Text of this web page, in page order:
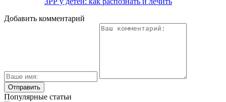
Добавить комментарий
Популярные статьи